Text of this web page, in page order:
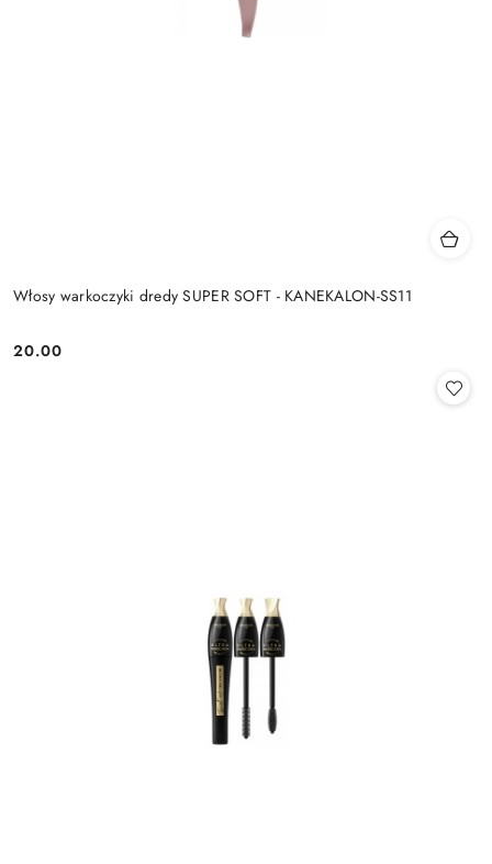
Włosy warkoczyki dredy SUPER SOFT - KANEKALON-SS11
Cena:
20.00